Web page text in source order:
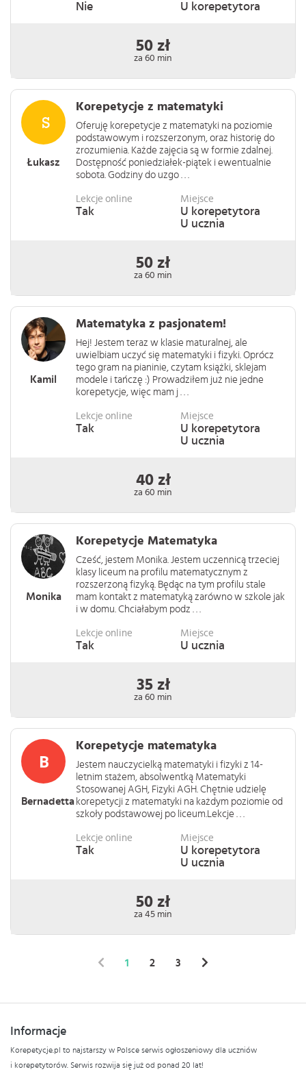
Nie U korepetytora
50 zł
za 60 min
Łukasz
Korepetycje z matematyki
Oferuję korepetycje z matematyki na poziomie
podstawowym i rozszerzonym, oraz historię do
zrozumienia. Każde zajęcia są w formie zdalnej.
Dostępność poniedziałek-piątek i ewentualnie
sobota. Godziny do uzgo . . .
Lekcje online
Tak
Miejsce
U korepetytora
U ucznia
50 zł
za 60 min
Kamil
Matematyka z pasjonatem!
Hej! Jestem teraz w klasie maturalnej, ale
uwielbiam uczyć się matematyki i fizyki. Oprócz
tego gram na pianinie, czytam książki, sklejam
modele i tańczę :) Prowadziłem już nie jedne
korepetycje, więc mam j . . .
Lekcje online
Tak
Miejsce
U korepetytora
U ucznia
40 zł
za 60 min
Monika
Korepetycje Matematyka
Cześć, jestem Monika. Jestem uczennicą trzeciej
klasy liceum na profilu matematycznym z
rozszerzoną fizyką. Będąc na tym profilu stale
mam kontakt z matematyką zarówno w szkole jak
i w domu. Chciałabym podz . . .
Lekcje online
Tak
Miejsce
U ucznia
35 zł
za 60 min
Bernadetta
Korepetycje matematyka
Jestem nauczycielką matematyki i fizyki z 14-
letnim stażem, absolwentką Matematyki
Stosowanej AGH, Fizyki AGH. Chętnie udzielę
korepetycji z matematyki na każdym poziomie od
szkoły podstawowej po liceum.Lekcje . . .
Lekcje online
Tak
Miejsce
U korepetytora
U ucznia
50 zł
za 45 min
1 2 3
Informacje
Korepetycje.pl to najstarszy w Polsce serwis ogłoszeniowy dla uczniów
i korepetytorów. Serwis rozwija się już od ponad 20 lat!